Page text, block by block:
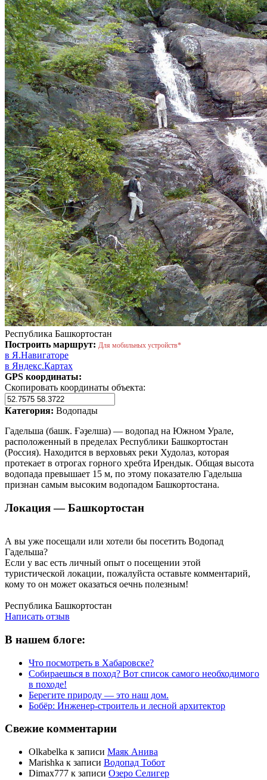
Республика Башкортостан
Построить маршрут: Для мобильных устройств*
в Я.Навигаторе
в Яндекс.Картах
GPS координаты:
Скопировать координаты объекта:
Категория: Водопады
Гадельша (башк. Ғәҙелша) — водопад на Южном Урале,
расположенный в пределах Республики Башкортостан
(Россия). Находится в верховьях реки Худолаз, которая
протекает в отрогах горного хребта Ирендык. Общая высота
водопада превышает 15 м, по этому показателю Гадельша
признан самым высоким водопадом Башкортостана.
Локация — Башкортостан
А вы уже посещали или хотели бы посетить Водопад
Гадельша?
Если у вас есть личный опыт о посещении этой
туристической локации, пожалуйста оставьте комментарий,
кому то он может оказаться оечнь полезным!
Республика Башкортостан
Написать отзыв
В нашем блоге:
Что посмотреть в Хабаровске?
Собираешься в поход? Вот список самого необходимого
в походе!
Берегите природу — это наш дом.
Бобёр: Инженер-строитель и лесной архитектор
Свежие комментарии
Olkabelka к записи Маяк Анива
Marishka к записи Водопад Тобот
Dimax777 к записи Озеро Селигер